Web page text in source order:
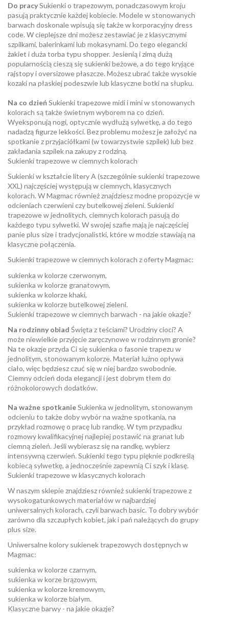
Do pracySukienki o trapezowym, ponadczasowym kroju
pasują praktycznie każdej kobiecie. Modele w stonowanych
barwach doskonale wpisują się także w korporacyjny dress
code. W cieplejsze dni możesz zestawiać je z klasycznymi
szpilkami, balerinkami lub mokasynami. Do tego elegancki
żakiet i duża torba typu shopper. Jesienią i zimą dużą
popularnością cieszą się sukienki beżowe, a do tego kryjące
rajstopy i oversizowe płaszcze. Możesz ubrać także wysokie
kozaki na płaskiej podeszwie lub klasyczne botki na słupku.
Na co dzieńSukienki trapezowe midi i mini w stonowanych
kolorach są także świetnym wyborem na co dzień.
Wyeksponują nogi, optycznie wydłużą sylwetkę, a do tego
nadadzą figurze lekkości. Bez problemu możesz je założyć na
spotkanie z przyjaciółkami (w towarzystwie szpilek) lub bez
zakładania szpilek na zakupy z rodziną.
Sukienki trapezowe w ciemnych kolorach
Sukienki w kształcie litery A (szczególnie sukienki trapezowe
XXL) najczęściej występują w ciemnych, klasycznych
kolorach. W Magmac również znajdziesz modne propozycje w
odcieniach czerwieni czy butelkowej zieleni. Sukienki
trapezowe w jednolitych, ciemnych kolorach pasują do
każdego typu sylwetki. W swojej szafie mają je najczęściej
panie plus size i tradycjonalistki, które w modzie stawiają na
klasyczne połączenia.
Sukienki trapezowe w ciemnych kolorach z oferty Magmac:
sukienka w kolorze czerwonym,
sukienka w kolorze granatowym,
sukienka w kolorze khaki,
sukienka w kolorze butelkowej zieleni.
Sukienki trapezowe w ciemnych barwach - na jakie okazje?
Na rodzinny obiad Święta z teściami? Urodziny cioci? A
może niewielkie przyjęcie zaręczynowe w rodzinnym gronie?
Na te okazje przyda Ci się sukienka o fasonie trapezu w
jednolitym, stonowanym kolorze. Materiał luźno opływa
ciało, więc będziesz czuć się w niej bardzo swobodnie.
Ciemny odcień doda elegancji i jest dobrym tłem do
różnokolorowych dodatków.
Na ważne spotkanieSukienka w jednolitym, stonowanym
odcieniu to także doby wybór na ważne spotkania, na
przykład rozmowę o pracę lub randkę. W tym przypadku
rozmowy kwalifikacyjnej najlepiej postawić na granat lub
ciemną zieleń. Jeśli wybierasz się na randkę, wybierz
intensywną czerwień. Sukienki tego typu pięknie podkreślą
kobiecą sylwetkę, a jednocześnie zapewnią Ci szyk i klasę.
Sukienki trapezowe w klasycznych kolorach
W naszym sklepie znajdziesz również sukienki trapezowe z
wysokogatunkowych materiałów w najbardziej
uniwersalnych kolorach, czyli barwach basic. To dobry wybór
zarówno dla szczupłych kobiet, jak i pań należących do grupy
plus size.
Uniwersalne kolory sukienek trapezowych dostępnych w
Magmac:
sukienka w kolorze czarnym,
sukienka w korze brązowym,
sukienka w kolorze kremowym,
sukienka w kolorze białym.
Klasyczne barwy - na jakie okazje?